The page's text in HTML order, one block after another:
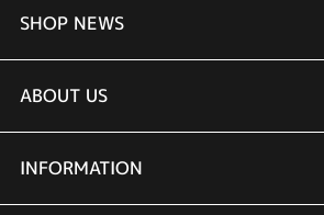
婚約指輪
結婚指輪
セットリング
SHOP NEWS
TAKEUCHI BRIDAL金沢本店情報
商品一覧
ABOUT US
会社概要
INFORMATION